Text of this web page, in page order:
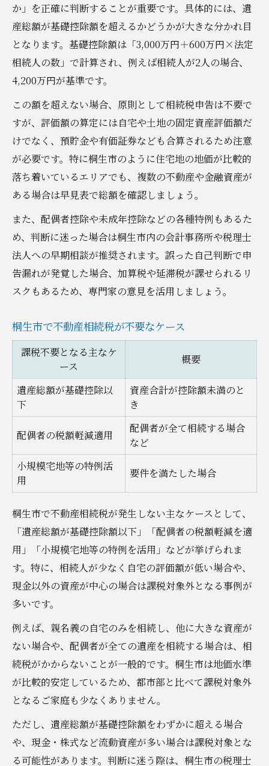
か」を正確に判断することが重要です。具体的には、遺
産総額が基礎控除額を超えるかどうかが大きな分かれ目
となります。基礎控除額は「3,000万円＋600万円×法定
相続人の数」で計算され、例えば相続人が2人の場合、
4,200万円が基準です。
この額を超えない場合、原則として相続税申告は不要で
すが、評価額の算定には自宅や土地の固定資産評価額だ
けでなく、預貯金や有価証券なども合算されるため注意
が必要です。特に桐生市のように住宅地の地価が比較的
落ち着いているエリアでも、複数の不動産や金融資産が
ある場合は早見表で総額を確認しましょう。
また、配偶者控除や未成年控除などの各種特例もあるた
め、判断に迷った場合は桐生市内の会計事務所や税理士
法人への早期相談が推奨されます。誤った自己判断で申
告漏れが発覚した場合、加算税や延滞税が課せられるリ
スクもあるため、専門家の意見を活用しましょう。
桐生市で不動産相続税が不要なケース
課税不要となる主なケ
ース
概要
遺産総額が基礎控除以
下
資産合計が控除額未満のと
き
配偶者の税額軽減適用
配偶者が全て相続する場合
など
小規模宅地等の特例活
用
要件を満たした場合
桐生市で不動産相続税が発生しない主なケースとして、
「遺産総額が基礎控除額以下」「配偶者の税額軽減を適
用」「小規模宅地等の特例を活用」などが挙げられま
す。特に、相続人が少なく自宅の評価額が低い場合や、
現金以外の資産が中心の場合は課税対象外となる事例が
多いです。
例えば、親名義の自宅のみを相続し、他に大きな資産が
ない場合や、配偶者が全ての遺産を相続する場合は、相
続税がかからないことが一般的です。桐生市は地価水準
が比較的安定しているため、都市部と比べて課税対象外
となるご家庭も少なくありません。
ただし、遺産総額が基礎控除額をわずかに超える場合
や、現金・株式など流動資産が多い場合は課税対象とな
る可能性があります。判断に迷う際は、桐生市の税理士